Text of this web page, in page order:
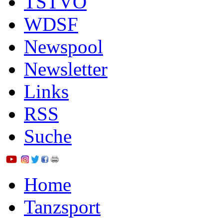
WDSF
Newspool
Newsletter
Links
RSS
Suche
Home
Tanzsport